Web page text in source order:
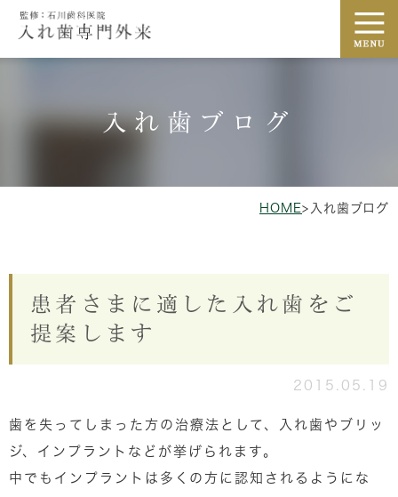
入れ歯ブログ
HOME> 入れ歯ブログ
患者さまに適した入れ歯をご
提案します
2015.05.19
歯を失ってしまった方の治療法として、入れ歯やブリッ
ジ、インプラントなどが挙げられます。
中でもインプラントは多くの方に認知されるようにな